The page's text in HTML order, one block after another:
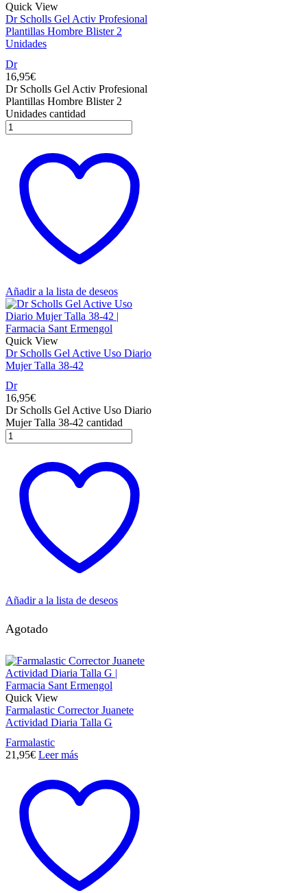
Quick View
Dr Scholls Gel Activ Profesional
Plantillas Hombre Blister 2
Unidades
Dr
16,95€
Dr Scholls Gel Activ Profesional
Plantillas Hombre Blister 2
Unidades cantidad
Añadir a la lista de deseos
Quick View
Dr Scholls Gel Active Uso Diario
Mujer Talla 38-42
Dr
16,95€
Dr Scholls Gel Active Uso Diario
Mujer Talla 38-42 cantidad
Añadir a la lista de deseos
Agotado
Quick View
Farmalastic Corrector Juanete
Actividad Diaria Talla G
Farmalastic
21,95€ Leer más